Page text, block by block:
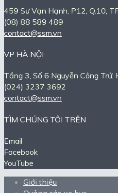
459 Sư Vạn Hạnh, P12, Q.10,
(08) 88 589 489
contact@ssm.vn
VP HÀ NỘI
Tầng 3, Số 6 Nguyễn Công Trứ,
(024) 3237 3692
contact@ssm.vn
TÌM CHÚNG TÔI TRÊN
Email
Facebook
YouTube
Giới thiệu